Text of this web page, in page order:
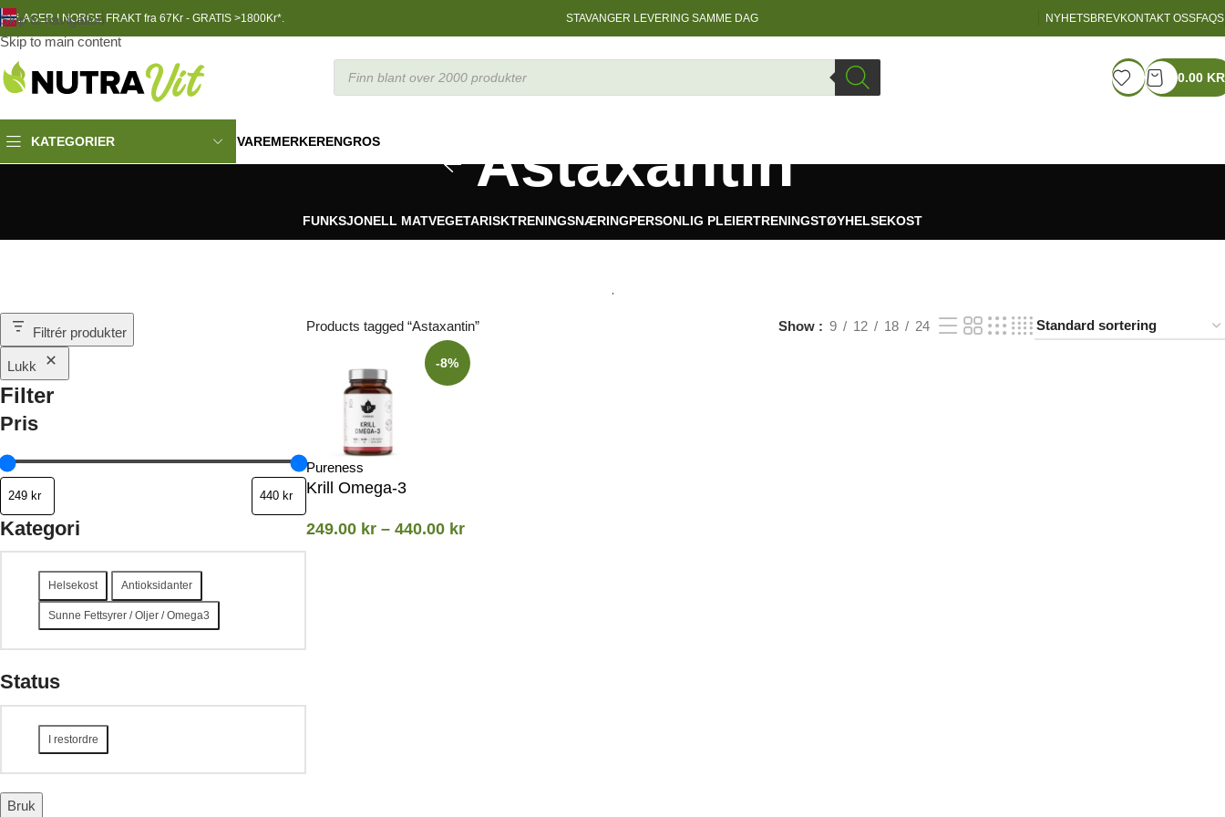
Skip to navigation
Skip to main content
LAGER I NORGEFRAKT fra 67Kr - GRATIS >1800Kr*. STAVANGER LEVERING SAMME DAG NYHETSBREVKONTAKT OSSFAQS
0.00 KR
KATEGORIER VAREMERKERENGROS Astaxantin
FUNKSJONELL MATVEGETARISKTRENINGSNÆRINGPERSONLIG PLEIERTRENINGSTØYHELSEKOST
Filtrér produkter
Lukk
Filter
Pris
Kategori
Helsekost Antioksidanter
Sunne Fettsyrer / Oljer / Omega3
Status
I restordre
Bruk
Products tagged “Astaxantin” Show 9 12 18 24
-8%
Pureness
Krill Omega-3
249.00 kr – 440.00 kr